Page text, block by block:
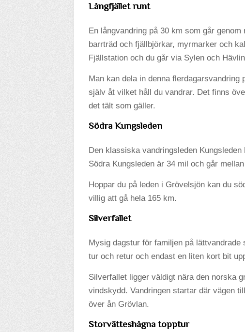
Långfjället runt
En långvandring på 30 km som går
barrträd och fjällbjörkar, myrmarker och
Fjällstation och du går via Sylen och
Man kan dela in denna
själv åt vilket håll du vandrar. Det finns
det tält som gäller.
Södra Kungsleden
Den klassiska vandringsleden
Södra Kungsleden är 34 mil och går
Hoppar du på leden i Grövelsjön kan du
villig att gå hela 165 km.
Silverfallet
Mysig dagstur för familjen på
tur och retur och endast en liten kort bit
Silverfallet ligger väldigt nära den norska
vindskydd. Vandringen startar där vägen
över ån Grövlan.
Storvätteshågna topptur